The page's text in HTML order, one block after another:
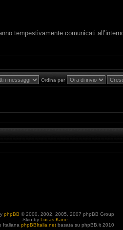
tempestivamente comunicati
Ordina per
phpBB © 2000, 2002, 2005, 2007 phpBB Group
Skin by Lucas Kane
Italiana phpBBItalia.netbasata su phpBB.it 2010